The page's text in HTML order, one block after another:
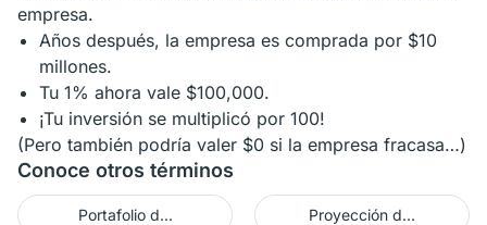
empresa.
Años después, la empresa es comprada por $10
millones.
Tu 1% ahora vale $100,000.
¡Tu inversión se multiplicó por 100!
(Pero también podría valer $0 si la empresa fracasa…)
Conoce otros términos
Portafolio d... Proyección d...